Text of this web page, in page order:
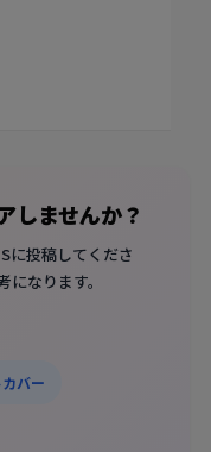
しませんか？
に投稿してくださ
なります。
バー